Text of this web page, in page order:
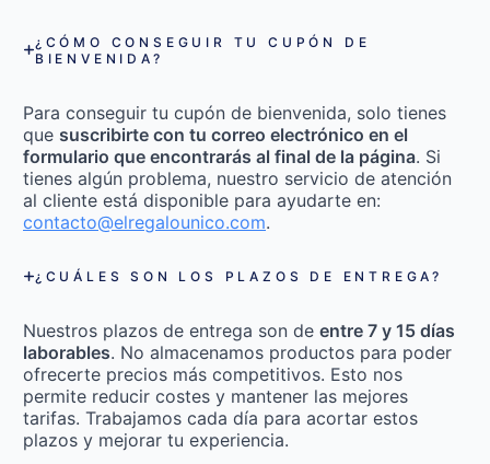
¿CÓMO CONSEGUIR TU CUPÓN DE
BIENVENIDA?
Para conseguir tu cupón de bienvenida, solo tienes
que suscribirte con tu correo electrónico en el
formulario que encontrarás al final de la página. Si
tienes algún problema, nuestro servicio de atención
al cliente está disponible para ayudarte en:
contacto@elregalounico.com.
¿CUÁLES SON LOS PLAZOS DE ENTREGA?
Nuestros plazos de entrega son de entre 7 y 15 días
laborables. No almacenamos productos para poder
ofrecerte precios más competitivos. Esto nos
permite reducir costes y mantener las mejores
tarifas. Trabajamos cada día para acortar estos
plazos y mejorar tu experiencia.